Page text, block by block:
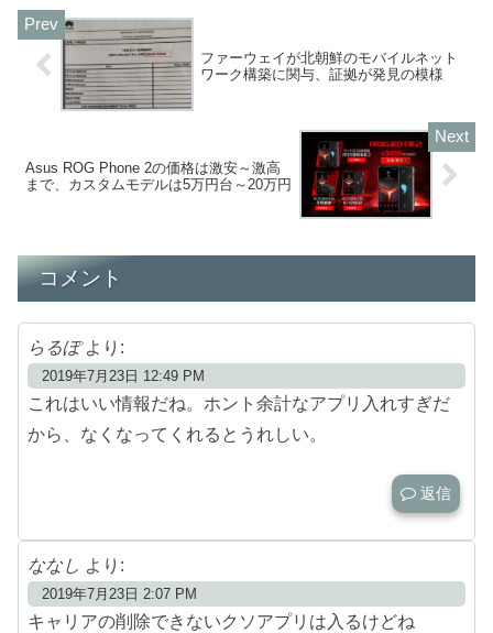
ファーウェイが北朝鮮のモバイルネット
ワーク構築に関与、証拠が発見の模様
Asus ROG Phone 2の価格は激安～激高
まで、カスタムモデルは5万円台～20万円
コメント
らるぽ より:
2019年7月23日 12:49 PM
これはいい情報だね。ホント余計なアプリ入れすぎだ
から、なくなってくれるとうれしい。
返信
ななし より:
2019年7月23日 2:07 PM
キャリアの削除できないクソアプリは入るけどね